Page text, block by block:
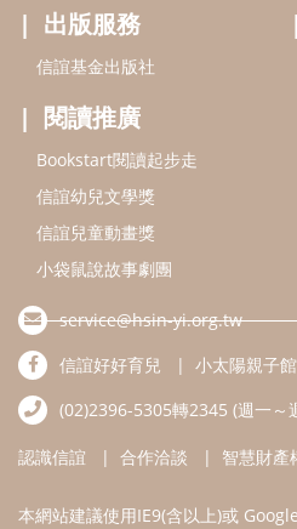
出版服務
信誼基金出版社
閱讀推廣
Bookstart閱讀起步走
信誼幼兒文學獎
信誼兒童動畫獎
小袋鼠說故事劇團
service@hsin-yi.org.tw
信誼好好育兒
小太陽親子館
(02)2396-5305轉2345 (週一～
認識信誼 合作洽談 智慧財產
本網站建議使用IE9(含以上)或